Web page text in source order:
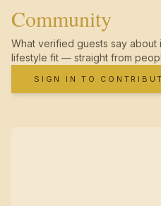
Community
What verified guests say about
lifestyle fit — straight from
SIGN IN TO